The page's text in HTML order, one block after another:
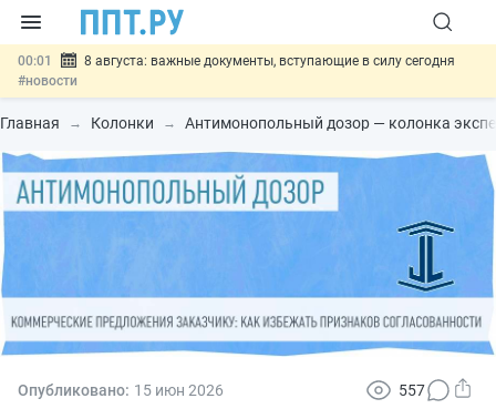
00:01
8 августа: важные документы, вступающие в силу сегодня
#новости
07.08 Подписан закон о блокировке продажи опасных товаров через
«Честный знак»#новости
07.08 Госпошлину за устранение ошибок в документах предлагают
отменить#новости
Разработают единые критерии трудовых и ГПХ-
Главная Колонки Антимонопольный дозор — колонка
Опубликовано: 15 июн 2026 557